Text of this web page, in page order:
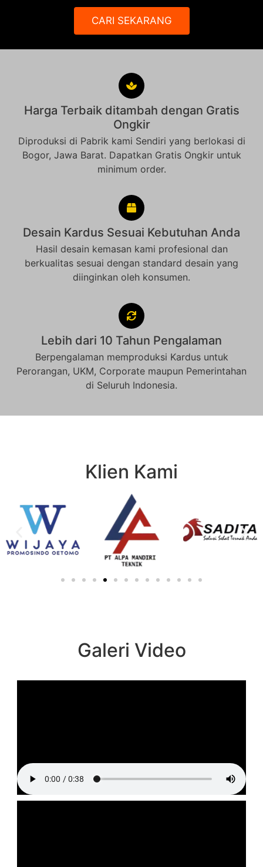
CARI SEKARANG
Harga Terbaik ditambah dengan Gratis
Ongkir
Diproduksi di Pabrik kami Sendiri yang berlokasi di
Bogor, Jawa Barat. Dapatkan Gratis Ongkir untuk
minimum order.
Desain Kardus Sesuai Kebutuhan Anda
Hasil desain kemasan kami profesional dan
berkualitas sesuai dengan standard desain yang
diinginkan oleh konsumen.
Lebih dari 10 Tahun Pengalaman
Berpengalaman memproduksi Kardus untuk
Perorangan, UKM, Corporate maupun Pemerintahan
di Seluruh Indonesia.
Klien Kami
Galeri Video